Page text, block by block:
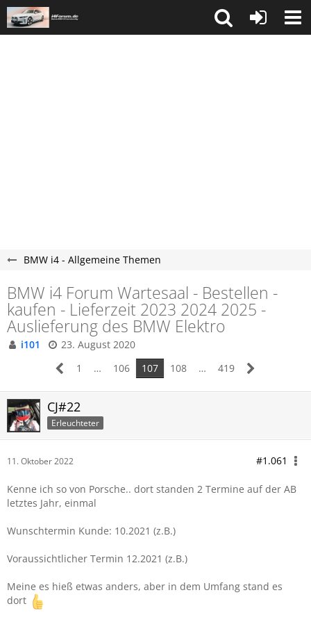
BMW i4 - Allgemeine Themen
BMW i4 Forum Wartesaal - Bestellen -
kaufen - Lieferzeit 2023 2024 2025 -
Auslieferung des BMW Elektro
i101
23. August 2020
1
… 106 107 108 … 419
CJ#22
Erleuchteter
11. Oktober 2022 #1.061
Kenne ich so von Porsche.. dort standen 2 Termine auf der AB
letztes Jahr, einmal
Wunschtermin Kunde: 10.2021 (z.B.)
Voraussichtlicher Termin 12.2021 (z.B.)
Meine es hieß etwas anders, aber in dem Umfang stand es
dort